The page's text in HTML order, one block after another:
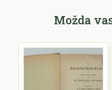
Možda